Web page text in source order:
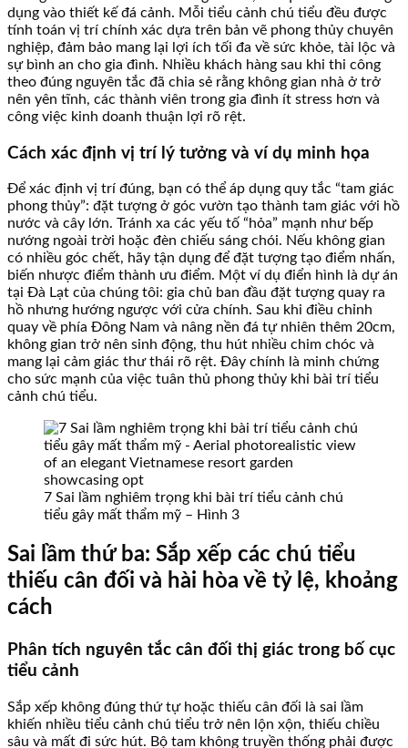
dụng vào thiết kế đá cảnh. Mỗi tiểu cảnh chú tiểu đều được
tính toán vị trí chính xác dựa trên bản vẽ phong thủy chuyên
nghiệp, đảm bảo mang lại lợi ích tối đa về sức khỏe, tài lộc và
sự bình an cho gia đình. Nhiều khách hàng sau khi thi công
theo đúng nguyên tắc đã chia sẻ rằng không gian nhà ở trở
nên yên tĩnh, các thành viên trong gia đình ít stress hơn và
công việc kinh doanh thuận lợi rõ rệt.
Cách xác định vị trí lý tưởng và ví dụ minh họa
Để xác định vị trí đúng, bạn có thể áp dụng quy tắc “tam giác
phong thủy”: đặt tượng ở góc vườn tạo thành tam giác với hồ
nước và cây lớn. Tránh xa các yếu tố “hỏa” mạnh như bếp
nướng ngoài trời hoặc đèn chiếu sáng chói. Nếu không gian
có nhiều góc chết, hãy tận dụng để đặt tượng tạo điểm nhấn,
biến nhược điểm thành ưu điểm. Một ví dụ điển hình là dự án
tại Đà Lạt của chúng tôi: gia chủ ban đầu đặt tượng quay ra
hồ nhưng hướng ngược với cửa chính. Sau khi điều chỉnh
quay về phía Đông Nam và nâng nền đá tự nhiên thêm 20cm,
không gian trở nên sinh động, thu hút nhiều chim chóc và
mang lại cảm giác thư thái rõ rệt. Đây chính là minh chứng
cho sức mạnh của việc tuân thủ phong thủy khi bài trí tiểu
cảnh chú tiểu.
7 Sai lầm nghiêm trọng khi bài trí tiểu cảnh chú
tiểu gây mất thẩm mỹ – Hình 3
Sai lầm thứ ba: Sắp xếp các chú tiểu
thiếu cân đối và hài hòa về tỷ lệ, khoảng
cách
Phân tích nguyên tắc cân đối thị giác trong bố cục
tiểu cảnh
Sắp xếp không đúng thứ tự hoặc thiếu cân đối là sai lầm
khiến nhiều tiểu cảnh chú tiểu trở nên lộn xộn, thiếu chiều
sâu và mất đi sức hút. Bộ tam không truyền thống phải được